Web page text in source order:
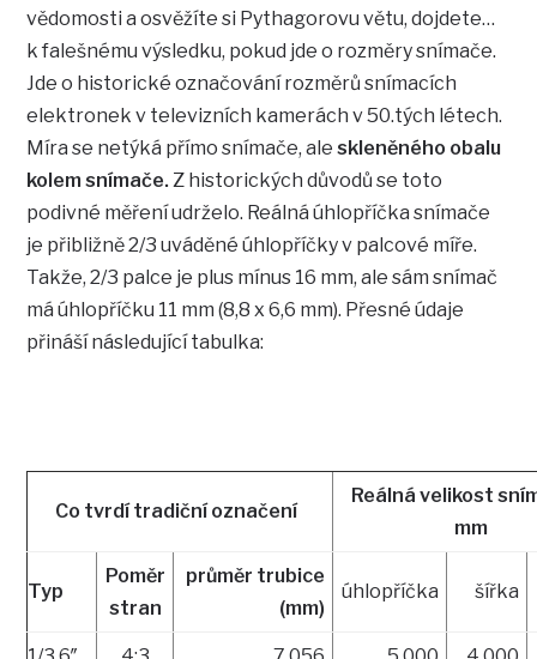
vědomosti a osvěžíte si Pythagorovu větu, dojdete…
k falešnému výsledku, pokud jde o rozměry snímače.
Jde o historické označování rozměrů snímacích
elektronek v televizních kamerách v 50.tých létech.
Míra se netýká přímo snímače, aleskleněného obalu
kolem snímače. Z historických důvodů se toto
podivné měření udrželo. Reálná úhlopříčka snímače
je přibližně 2/3 uváděné úhlopříčky v palcové míře.
Takže, 2/3 palce je plus mínus 16 mm, ale sám snímač
má úhlopříčku 11 mm (8,8 x 6,6 mm). Přesné údaje
přináší následující tabulka:
Co tvrdí tradiční označení
Reálná velikost
mm
Typ
Poměr
stran
průměr trubice
(mm)
úhlopříčka šířka